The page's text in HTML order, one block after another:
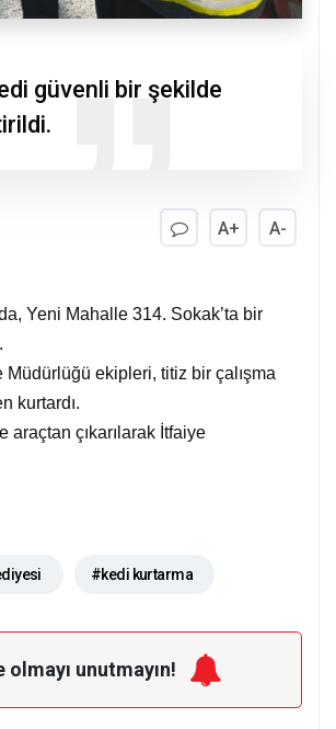
güvenli bir şekilde
A+ A-
Yeni Mahalle 314. Sokak’ta bir
ekipleri, titiz bir çalışma
kurtardı.
çıkarılarak İtfaiye
#kedi kurtarma
olmayı unutmayın!